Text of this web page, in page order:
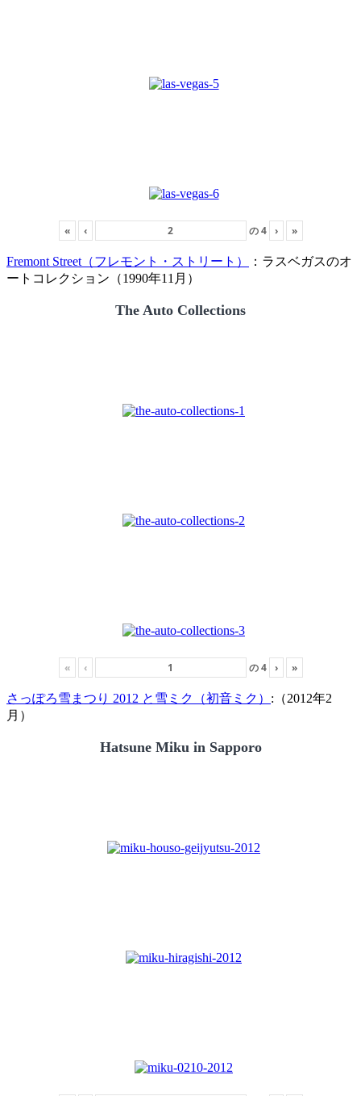
« ‹ の4 › »
Fremont Street（フレモント・ストリート）
：ラスベガスのオ
ートコレクション（1990年11月）
The Auto Collections
« ‹ の4 › »
さっぽろ雪まつり 2012 と雪ミク（初音ミク） :（2012年2
月）
Hatsune Miku in Sapporo